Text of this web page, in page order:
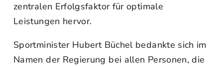
zentralen Erfolgsfaktor für optimale
Leistungen hervor.
Sportminister Hubert Büchel bedankte sich im
Namen der Regierung bei allen Personen, die